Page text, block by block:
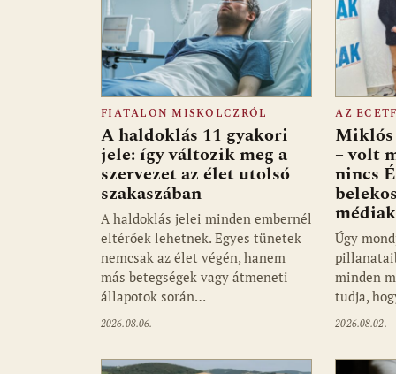
FIATALON MISKOLCZRÓL
A haldoklás 11 gyakori
jele: így változik meg a
szervezet az élet utolsó
szakaszában
A haldoklás jelei minden embernél
eltérőek lehetnek. Egyes tünetek
nemcsak az élet végén, hanem
más betegségek vagy átmeneti
állapotok során…
2026.08.06.
AZ
– volt
nincs
Úgy
minden
tudja,
2026.08.02.